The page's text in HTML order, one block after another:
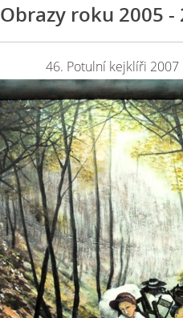
Obrazy roku 2005 -
46. Potulní kejklíři 2007